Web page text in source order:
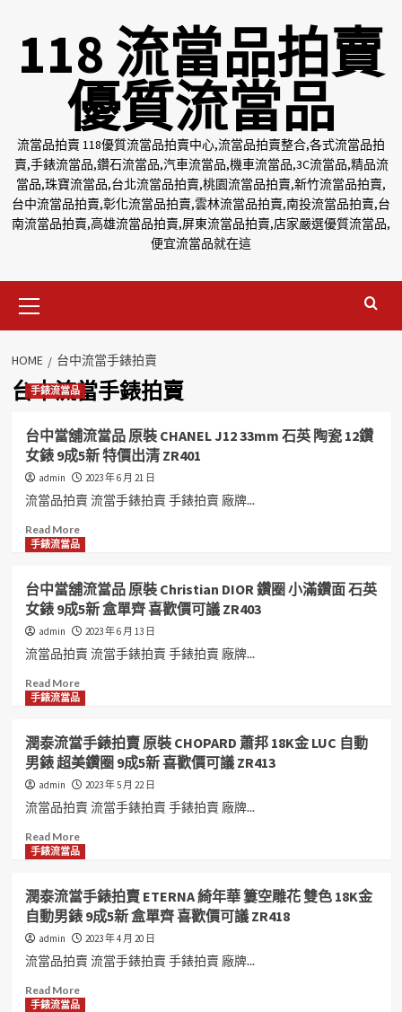
118 流當品拍賣
優質流當品
流當品拍賣 118優質流當品拍賣中心,流當品拍賣整合,各式流當品拍
賣,手錶流當品,鑽石流當品,汽車流當品,機車流當品,3C流當品,精品流
當品,珠寶流當品,台北流當品拍賣,桃園流當品拍賣,新竹流當品拍賣,
台中流當品拍賣,彰化流當品拍賣,雲林流當品拍賣,南投流當品拍賣,台
南流當品拍賣,高雄流當品拍賣,屏東流當品拍賣,店家嚴選優質流當品,
便宜流當品就在這
Menu
HOME 台中流當手錶拍賣
台中流當手錶拍賣
手錶流當品
台中當舖流當品 原裝 CHANEL J12 33mm 石英 陶瓷 12鑽
女錶 9成5新 特價出清 ZR401
admin 2023 年 6 月 21 日
流當品拍賣 流當手錶拍賣 手錶拍賣 廠牌...
Read MoreRead
more
台
中
當
舖
流
當
品
原
CHANEL
J12
33mm
石
英
陶
瓷
12
女
錶
9
成
5
新
特
價
手錶流當品
台中當舖流當品 原裝 Christian DIOR 鑽圈 小滿鑽面 石英
女錶 9成5新 盒單齊 喜歡價可議 ZR403
admin 2023 年 6 月 13 日
流當品拍賣 流當手錶拍賣 手錶拍賣 廠牌...
Read MoreRead
more
台
中
當
舖
流
當
品
原
Christian
DIOR
鑽
圈
小
滿
鑽
面
手錶流當品
潤泰流當手錶拍賣 原裝 CHOPARD 蕭邦 18K金 LUC 自動
男錶 超美鑽圈 9成5新 喜歡價可議 ZR413
admin 2023 年 5 月 22 日
流當品拍賣 流當手錶拍賣 手錶拍賣 廠牌...
Read MoreRead
more
潤
泰
流
當
手
錶
拍
賣
手錶流當品
潤泰流當手錶拍賣 ETERNA 綺年華 簍空雕花 雙色 18K金
自動男錶 9成5新 盒單齊 喜歡價可議 ZR418
admin 2023 年 4 月 20 日
流當品拍賣 流當手錶拍賣 手錶拍賣 廠牌...
Read MoreRead
more
手錶流當品